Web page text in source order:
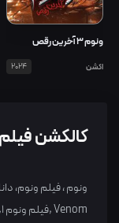
ونوم 3 آخرین رقص
اکشن 2024
کالکشن